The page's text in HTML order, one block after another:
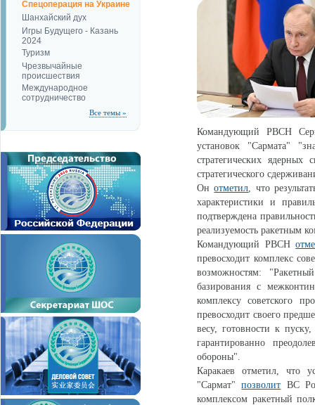
Спецоперация на Украине
Шанхайский дух
Игры Будущего - Казань
2024
Туризм
Чрезвычайные
происшествия
Международное
сотрудничество
Все темы »
Командующий РВСН
установок "Сармата"
стратегических
стратегического
Онотметил, что
характеристики и
подтверждена
реализуемость ракетным
Командующий РВСН
превосходит комплекс
возможностям:
базирования с
комплексу советского
превосходит своего
весу, готовности к
гарантированно
обороны".
Каракаев отметил, что
"Сармат"позволит ВС
комплексом ракетный